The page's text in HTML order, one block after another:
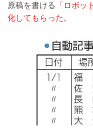
原稿を書ける
「ロボッ
化してもらった。